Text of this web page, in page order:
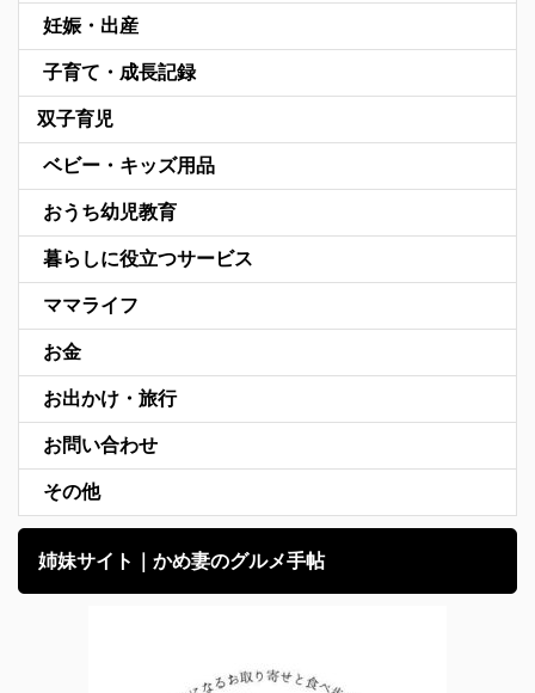
妊娠・出産
子育て・成長記録
双子育児
ベビー・キッズ用品
おうち幼児教育
暮らしに役立つサービス
ママライフ
お金
お出かけ・旅行
お問い合わせ
その他
姉妹サイト｜かめ妻のグルメ手帖